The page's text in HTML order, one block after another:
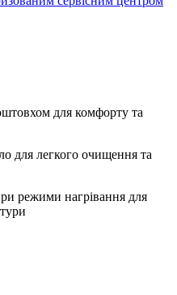
для комфорту та
для легкого очищення та
режими нагрівання для